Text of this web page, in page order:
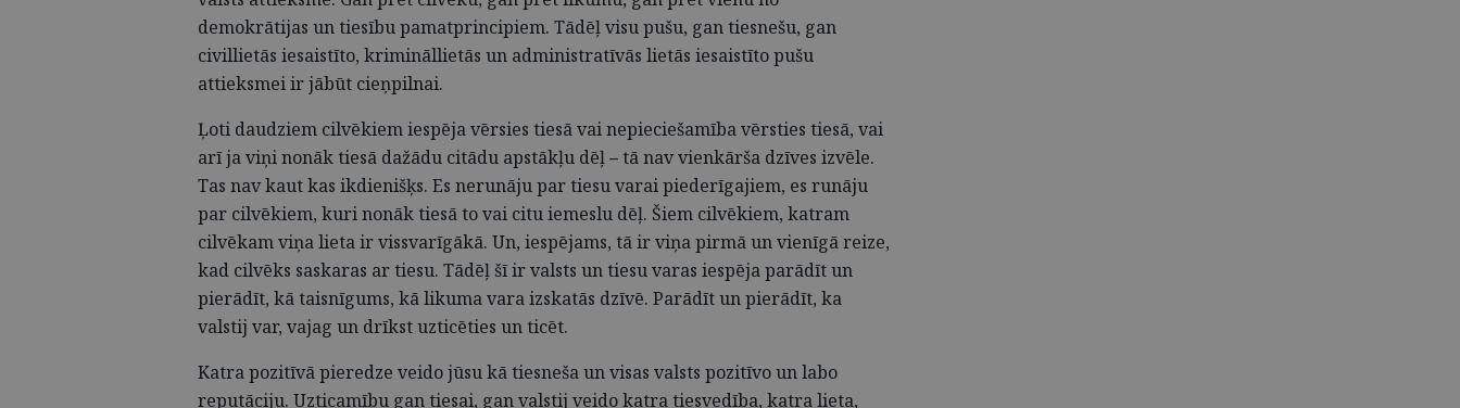
demokrātijas un tiesību pamatprincipiem. Tādēļ visu pušu, gan tiesnešu, gan
civillietās iesaistīto, krimināllietās un administratīvās lietās iesaistīto pušu
attieksmei ir jābūt cieņpilnai.
Ļoti daudziem cilvēkiem iespēja vērsies tiesā vai nepieciešamība vērsties tiesā, vai
arī ja viņi nonāk tiesā dažādu citādu apstākļu dēļ– tā nav vienkārša dzīves izvēle.
Tas nav kaut kas ikdienišķs. Es nerunāju par tiesu varai piederīgajiem, es runāju
par cilvēkiem, kuri nonāk tiesā to vai citu iemeslu dēļ. Šiem cilvēkiem, katram
cilvēkam viņa lieta ir vissvarīgākā. Un, iespējams, tā ir viņa pirmā un vienīgā reize,
kad cilvēks saskaras ar tiesu. Tādēļ šī ir valsts un tiesu varas iespēja parādīt un
pierādīt, kā taisnīgums, kā likuma vara izskatās dzīvē. Parādīt un pierādīt, ka
valstij var, vajag un drīkst uzticēties un ticēt.
Katra pozitīvā pieredze veido jūsu kā tiesneša un visas valsts pozitīvo un labo
reputāciju. Uzticamību gan tiesai, gan valstij veido katra tiesvedība, katra lieta,